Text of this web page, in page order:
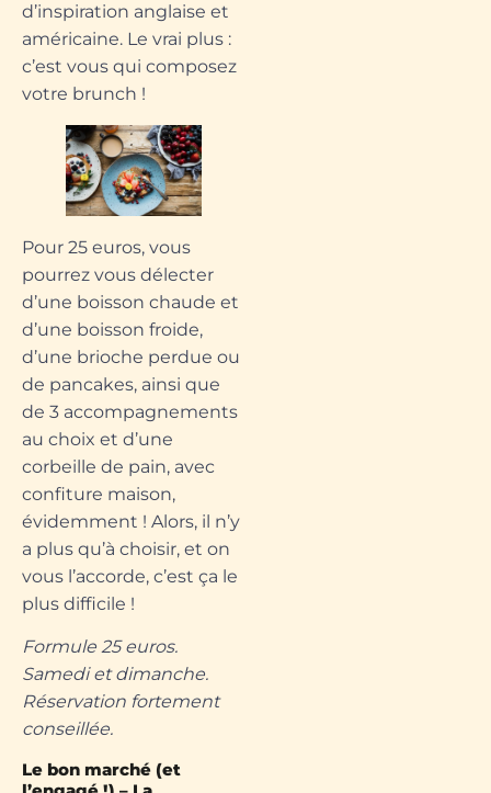
d’inspiration anglaise et
américaine. Le vrai plus :
c’est vous qui composez
votre brunch !
Pour 25 euros, vous
pourrez vous délecter
d’une boisson chaude et
d’une boisson froide,
d’une brioche perdue ou
de pancakes, ainsi que
de 3 accompagnements
au choix et d’une
corbeille de pain, avec
confiture maison,
évidemment ! Alors, il n’y
a plus qu’à choisir, et on
vous l’accorde, c’est ça le
plus difficile !
Formule 25 euros.
Samedi et dimanche.
Réservation fortement
conseillée.
Le bon marché (et